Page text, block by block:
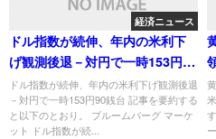
経済ニュース
ドル指数が続伸、年内の米利下
げ観測後退－対円で一時153円90
銭台
ドル指数が続伸、年内の米利下げ観測後退
－対円で一時153円90銭台 記事を要約する
と以下のとおり。 ブルームバーグ マーケ
ット ドル指数が続...